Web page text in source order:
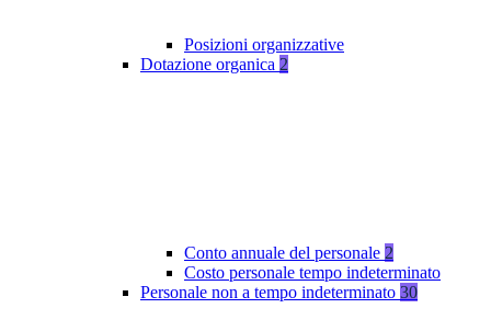
Posizioni organizzative
Dotazione organica 2
Conto annuale del personale 2
Costo personale tempo indeterminato
Personale non a tempo indeterminato 30